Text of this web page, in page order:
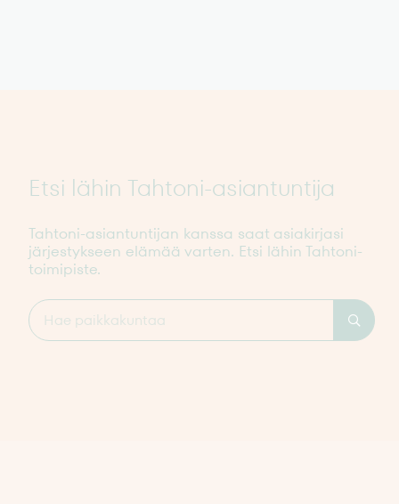
Etsi lähin Tahtoni-asiantuntija
Tahtoni-asiantuntijan kanssa saat asiakirjasi
järjestykseen elämää varten. Etsi lähin Tahtoni-
toimipiste.